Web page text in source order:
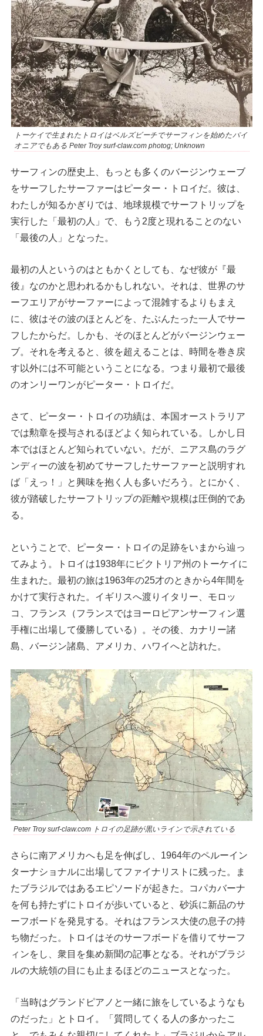
トーケイで生まれたトロイはベルズビーチでサーフィンを始めたパイ
オニアでもある Peter Troy surf-claw.com photog; Unknown
サーフィンの歴史上、もっとも多くのバージンウェーブ
をサーフしたサーファーはピーター・トロイだ。彼は、
わたしが知るかぎりでは、地球規模でサーフトリップを
実行した「最初の人」で、もう2度と現れることのない
「最後の人」となった。
最初の人というのはともかくとしても、なぜ彼が『最
後』なのかと思われるかもしれない。それは、世界のサ
ーフエリアがサーファーによって混雑するよりもまえ
に、彼はその波のほとんどを、たぶんたった一人でサー
フしたからだ。しかも、そのほとんどがバージンウェー
ブ。それを考えると、彼を超えることは、時間を巻き戻
す以外には不可能ということになる。つまり最初で最後
のオンリーワンがピーター・トロイだ。
さて、ピーター・トロイの功績は、本国オーストラリア
では勲章を授与されるほどよく知られている。しかし日
本ではほとんど知られていない。だが、ニアス島のラグ
ンディーの波を初めてサーフしたサーファーと説明すれ
ば「えっ！」と興味を抱く人も多いだろう。とにかく、
彼が踏破したサーフトリップの距離や規模は圧倒的であ
る。
ということで、ピーター・トロイの足跡をいまから辿っ
てみよう。トロイは1938年にビクトリア州のトーケイに
生まれた。最初の旅は1963年の25才のときから4年間を
かけて実行された。イギリスへ渡りイタリー、モロッ
コ、フランス（フランスではヨーロピアンサーフィン選
手権に出場して優勝している）。その後、カナリー諸
島、バージン諸島、アメリカ、ハワイへと訪れた。
Peter Troy surf-claw.com トロイの足跡が黒いラインで示されている
さらに南アメリカへも足を伸ばし、1964年のペルーイン
ターナショナルに出場してファイナリストに残った。ま
たブラジルではあるエピソードが起きた。コパカバーナ
を何も持たずにトロイが歩いていると、砂浜に新品のサ
ーフボードを発見する。それはフランス大使の息子の持
ち物だった。トロイはそのサーフボードを借りてサーフ
ィンをし、衆目を集め新聞の記事となる。それがブラジ
ルの大統領の目にも止まるほどのニュースとなった。
「当時はグランドピアノと一緒に旅をしているようなも
のだった」とトロイ。「質問してくる人の多かったこ